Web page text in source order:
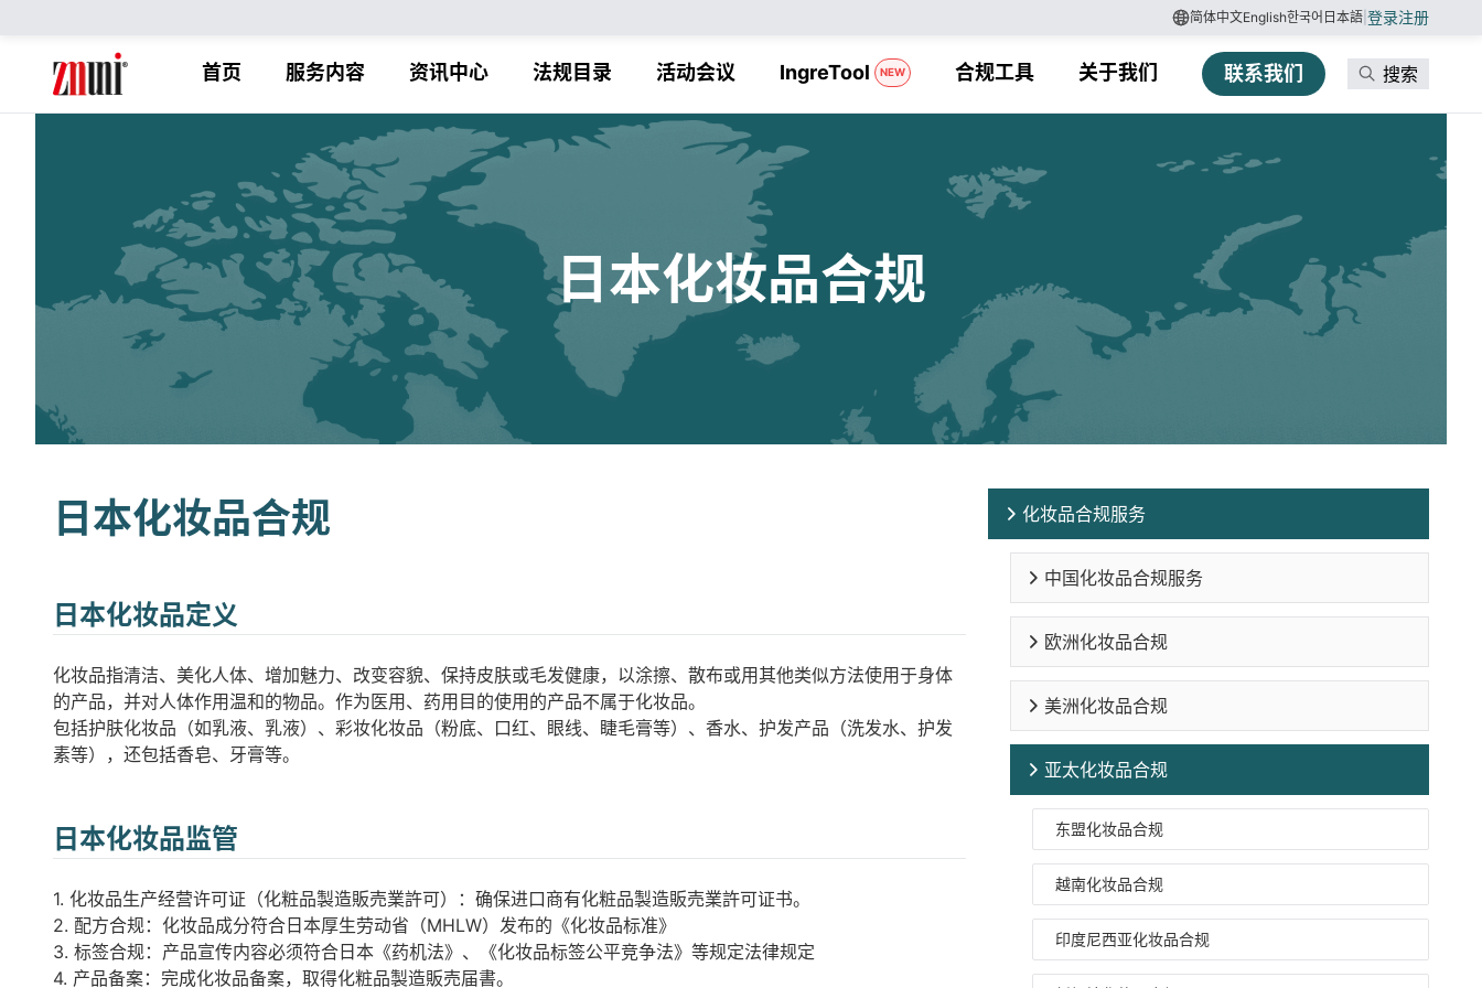
简体中文English한국어 日本語 登录注册
首页 服务内容 资讯中心 法规目录 活动会议 IngreTool NEW 合规工具 关于我们 联系我们 搜索
日本化妆品合规
日本化妆品合规
日本化妆品定义
化妆品指清洁、美化人体、增加魅力、改变容貌、保持皮肤或毛发健康，以涂擦、散布或用其他类似方法使用于身体
的产品，并对人体作用温和的物品。作为医用、药用目的使用的产品不属于化妆品。
包括护肤化妆品（如乳液、乳液）、彩妆化妆品（粉底、口红、眼线、睫毛膏等）、香水、护发产品（洗发水、护发
素等），还包括香皂、牙膏等。
日本化妆品监管
1. 化妆品生产经营许可证（化粧品製造販売業許可）：确保进口商有化粧品製造販売業許可证书。
2. 配方合规：化妆品成分符合日本厚生劳动省（MHLW）发布的《化妆品标准》
3. 标签合规：产品宣传内容必须符合日本《药机法》、《化妆品标签公平竞争法》等规定法律规定
4. 产品备案：完成化妆品备案，取得化粧品製造販売届書。
化妆品合规服务
中国化妆品合规服务
欧洲化妆品合规
美洲化妆品合规
亚太化妆品合规
东盟化妆品合规
越南化妆品合规
印度尼西亚化妆品合规